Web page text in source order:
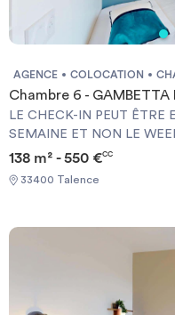
AGENCE COLOCATION
Chambre 6 - GAMBETTA
LE CHECK-IN PEUT ÊTRE
SEMAINE ET NON LE WEEK-END +++Vous
Garantie Visale
[ENG] CHECK-IN CAN ONLY BE DONE ON WEEKDAYS AND
NOT AT WEEKENDS +++You must provide a Visale Guarantee
138 m² - 550 €CC
33400 Talence